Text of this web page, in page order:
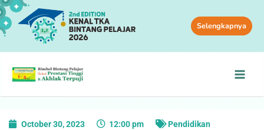
Selengkapnya
October 30, 2023 12:00 pm Pendidikan